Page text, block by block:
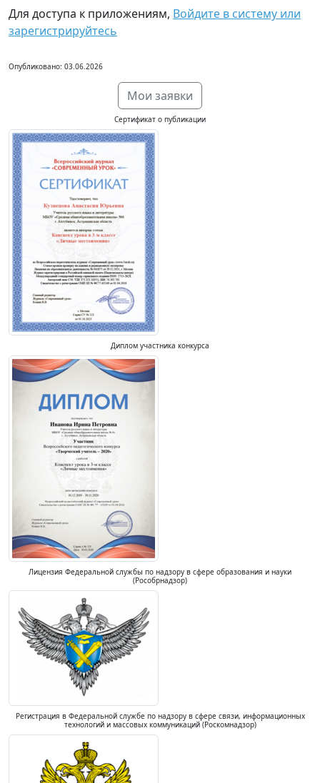
Для доступа к приложениям, Войдите в систему или
зарегистрируйтесь
Опубликовано: 03.06.2026
Мои заявки
Сертификат о публикации
Диплом участника конкурса
Лицензия Федеральной службы по надзору в сфере образования и науки
(Рособрнадзор)
Регистрация в Федеральной службе по надзору в сфере связи, информационных
технологий и массовых коммуникаций (Роскомнадзор)